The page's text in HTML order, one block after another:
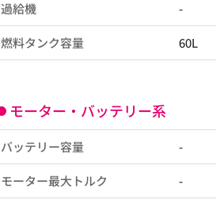
過給機 -
燃料タンク容量 60L
モーター・バッテリー系
バッテリー容量 -
モーター最大トルク -